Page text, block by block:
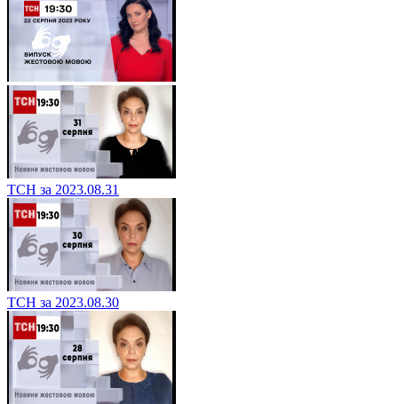
ТСН за 2023.08.31
ТСН за 2023.08.30